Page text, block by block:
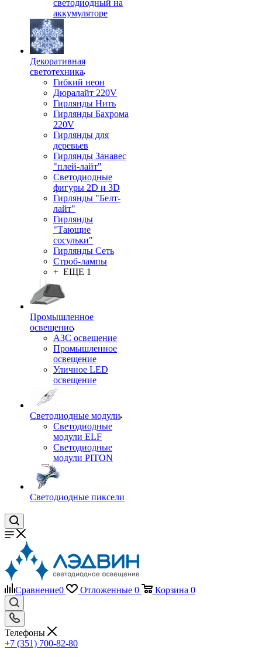
светодиодный на
аккумуляторе
Декоративная
светотехника
Гибкий неон
Дюралайт 220V
Гирлянды Нить
Гирлянды Бахрома
220V
Гирлянды для
деревьев
Гирлянды Занавес
"плей-лайт"
Светодиодные
фигуры 2D и 3D
Гирлянды "Белт-
лайт"
Гирлянды
"Тающие
сосульки"
Гирлянды Сеть
Строб-лампы
+ ЕЩЕ 1
Промышленное
освещение
АЗС освещение
Промышленное
освещение
Уличное LED
освещение
Светодиодные модули
Светодиодные
модули ELF
Светодиодные
модули PITON
Светодиодные пиксели
Сравнение0 Отложенные 0 Корзина 0
Телефоны
+7 (351) 700-82-80